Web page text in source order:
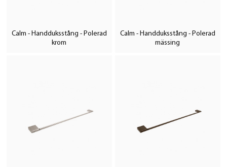
Calm - Handduksstång - Polerad
krom
Calm - Handduksstång - Polerad
mässing